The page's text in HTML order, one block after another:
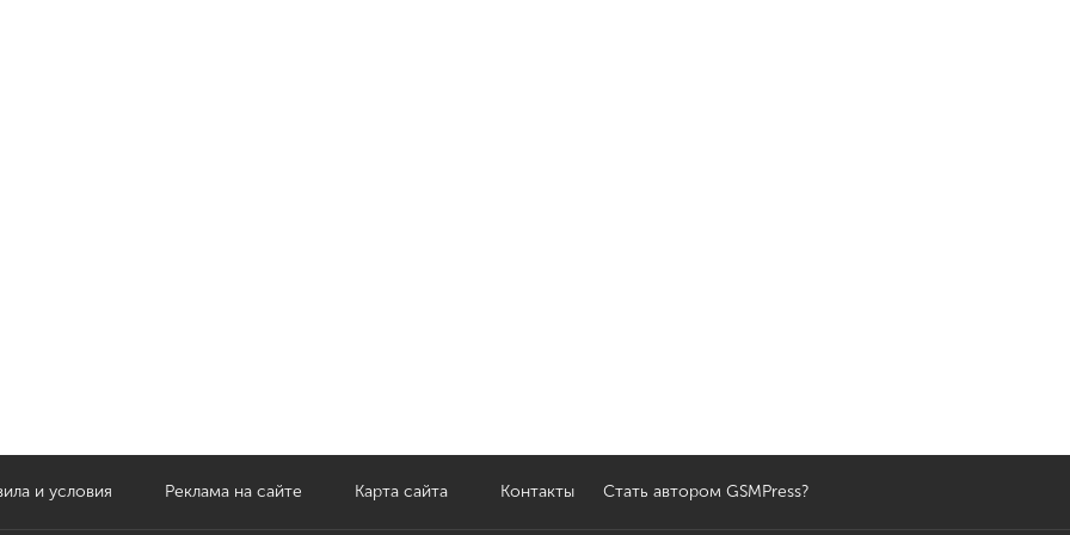
и условия Реклама на сайте Карта сайта Контакты Стать автором GSMPress?